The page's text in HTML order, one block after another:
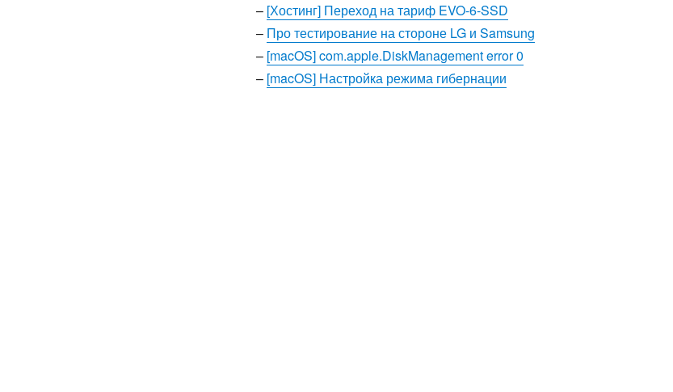
– [Хостинг] Переход на тариф EVO-6-SSD
– Про тестирование на стороне LG и Samsung
– [macOS] com.apple.DiskManagement error 0
– [macOS] Настройка режима гибернации